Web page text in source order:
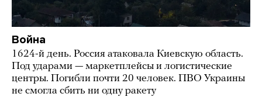
Война
1624-й день. Россия атаковала Киевскую область.
Под ударами — маркетплейсы и логистические
центры. Погибли почти 20 человек. ПВО Украины
не смогла сбить ни одну ракету